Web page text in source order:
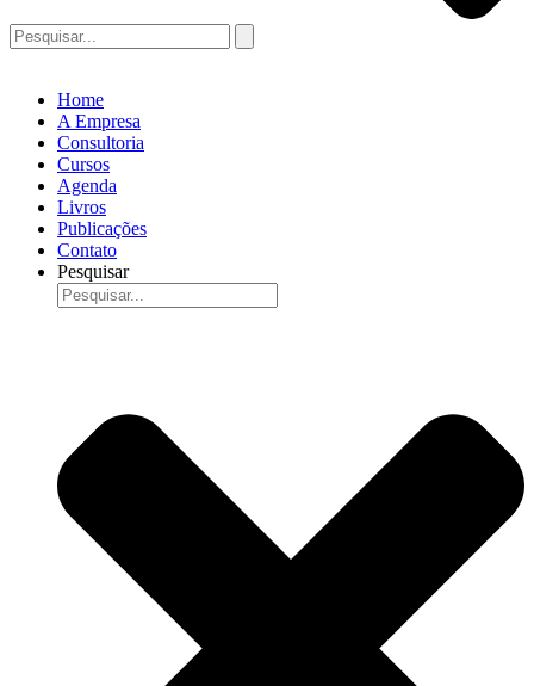
Home
A Empresa
Consultoria
Cursos
Agenda
Livros
Publicações
Contato
Pesquisar